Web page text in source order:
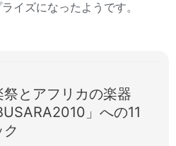
イズになったようです。
祭とアフリカの楽器
」への11